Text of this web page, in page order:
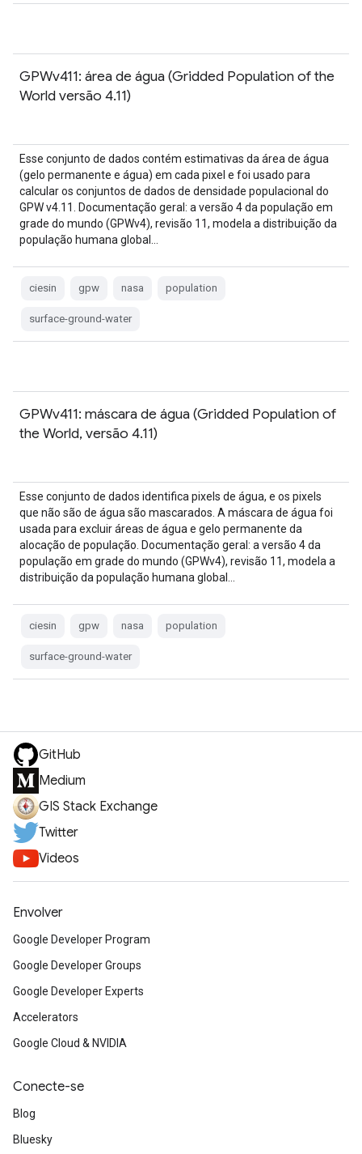
GPWv411: área de água (Gridded Population of the
World versão 4.11)
Esse conjunto de dados contém estimativas da área de água
(gelo permanente e água) em cada pixel e foi usado para
calcular os conjuntos de dados de densidade populacional do
GPW v4.11. Documentação geral: a versão 4 da população em
grade do mundo (GPWv4), revisão 11, modela a distribuição da
população humana global…
ciesin gpw nasa population
surface-ground-water
GPWv411: máscara de água (Gridded Population of
the World, versão 4.11)
Esse conjunto de dados identifica pixels de água, e os pixels
que não são de água são mascarados. A máscara de água foi
usada para excluir áreas de água e gelo permanente da
alocação de população. Documentação geral: a versão 4 da
população em grade do mundo (GPWv4), revisão 11, modela a
distribuição da população humana global…
ciesin gpw nasa population
surface-ground-water
GitHub
Medium
GIS Stack Exchange
Twitter
Videos
Envolver
Google Developer Program
Google Developer Groups
Google Developer Experts
Accelerators
Google Cloud & NVIDIA
Conecte-se
Blog
Bluesky